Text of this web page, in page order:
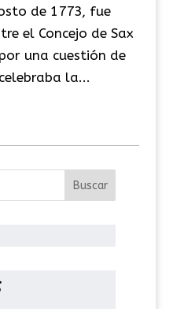
de 1773, fue
el Concejo de Sax
una cuestión de
la...